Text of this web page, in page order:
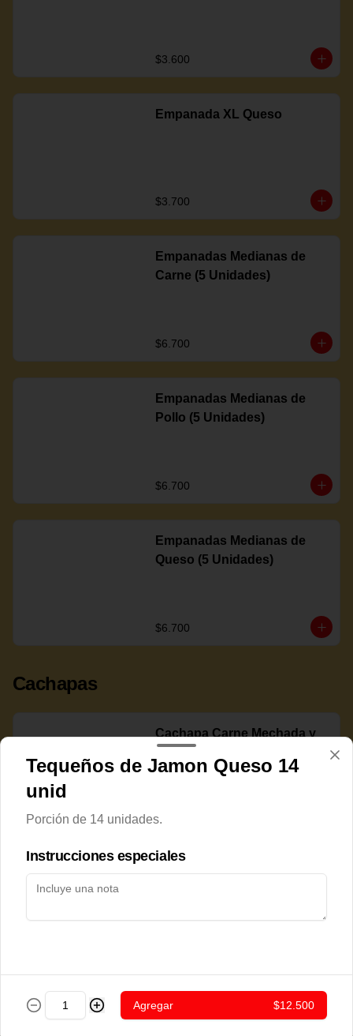
$3.600
Empanada XL Queso
$3.700
Empanadas Medianas de
Carne (5 Unidades)
$6.700
Empanadas Medianas de
Pollo (5 Unidades)
$6.700
Empanadas Medianas de
Queso (5 Unidades)
$6.700
Cachapas
Cachapa Carne Mechada y
$7.800
Cachapa Cerdo Frito
Cachapa Chorizo
Tequeños de Jamon Queso 14
unid
Porción de 14 unidades.
Instrucciones especiales
Agregar $12.500